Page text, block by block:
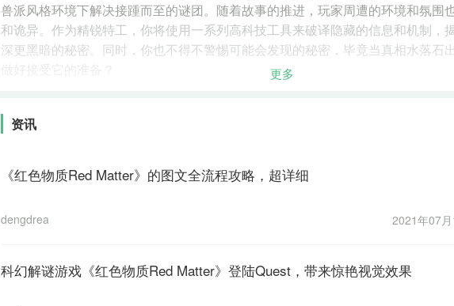
兽派风格环境下解决接踵而至的谜团。随着故事的推进，玩家周遭的环境和氛围
和诡异。作为精锐特工，你将使用一系列高科技工具来破译隐藏的信息和机制，
深更黑暗的秘密。同时，你也不得不警惕可能会发现的秘密，毕竟当真相水落石
做好接受它的准备？
更多
资讯
《红色物质Red Matter》的图文全流程攻略，超详细
dengdream 2021年07
科幻解谜游戏《红色物质Red Matter》登陆Quest，带来惊艳视觉效果